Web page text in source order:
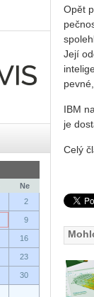
Ne
2
9
16
23
30
Opět
Její
IBM
je
Celý